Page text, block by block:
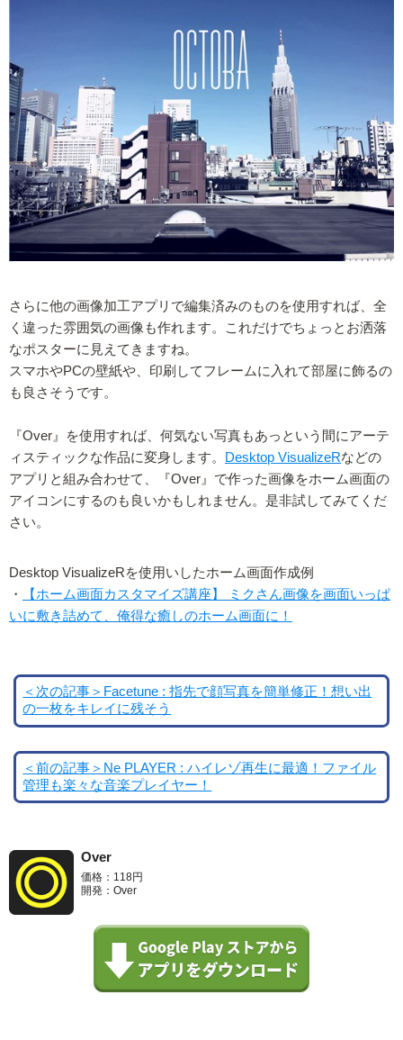
さらに他の画像加工アプリで編集済みのものを使用すれば、全
く違った雰囲気の画像も作れます。これだけでちょっとお洒落
なポスターに見えてきますね。
スマホやPCの壁紙や、印刷してフレームに入れて部屋に飾るの
も良さそうです。
『Over』を使用すれば、何気ない写真もあっという間にアーテ
ィスティックな作品に変身します。 Desktop VisualizeRなどの
アプリと組み合わせて、『Over』で作った画像をホーム画面の
アイコンにするのも良いかもしれません。是非試してみてくだ
さい。
Desktop VisualizeRを使用いしたホーム画面作成例
・
【ホーム画面カスタマイズ講座】 ミクさん画像を画面いっぱ
いに敷き詰めて、俺得な癒しのホーム画面に！
＜次の記事＞Facetune : 指先で顔写真を簡単修正！想い出
の一枚をキレイに残そう
＜前の記事＞Ne PLAYER : ハイレゾ再生に最適！ファイル
管理も楽々な音楽プレイヤー！
Over
価格：118円
開発：Over